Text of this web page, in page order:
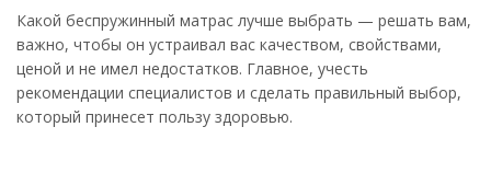
Какой беспружинный матрас лучше выбрать — решать вам,
важно, чтобы он устраивал вас качеством, свойствами,
ценой и не имел недостатков. Главное, учесть
рекомендации специалистов и сделать правильный выбор,
который принесет пользу здоровью.